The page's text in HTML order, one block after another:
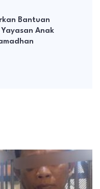
Bantuan
Anak